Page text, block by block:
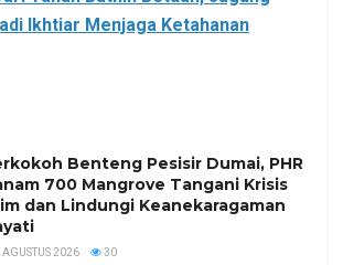
Ikhtiar Menjaga Ketahanan
Benteng Pesisir Dumai, PHR
700 Mangrove Tangani Krisis
dan Lindungi Keanekaragaman
AGUSTUS 2026 30